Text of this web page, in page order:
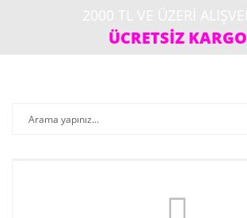
ÜCRETSİZ KARGO